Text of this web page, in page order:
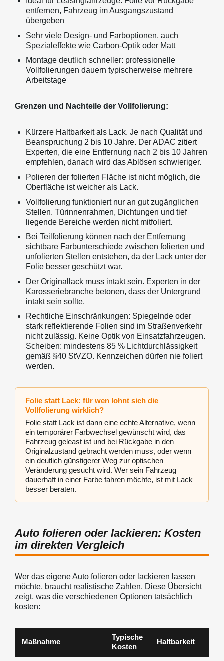
entfernen, Fahrzeug im Ausgangszustand
übergeben
Sehr viele Design- und Farboptionen, auch
Spezialeffekte wie Carbon-Optik oder Matt
Montage deutlich schneller: professionelle
Vollfolierungen dauern typischerweise mehrere
Arbeitstage
Grenzen und Nachteile der Vollfolierung:
Kürzere Haltbarkeit als Lack. Je nach Qualität und
Beanspruchung 2 bis 10 Jahre. Der ADAC zitiert
Experten, die eine Entfernung nach 2 bis 10 Jahren
empfehlen, danach wird das Ablösen schwieriger.
Polieren der folierten Fläche ist nicht möglich, die
Oberfläche ist weicher als Lack.
Vollfolierung funktioniert nur an gut zugänglichen
Stellen. Türinnenrahmen, Dichtungen und tief
liegende Bereiche werden nicht mitfoliert.
Bei Teilfolierung können nach der Entfernung
sichtbare Farbunterschiede zwischen folierten und
unfolierten Stellen entstehen, da der Lack unter der
Folie besser geschützt war.
Der Originallack muss intakt sein. Experten in der
Karosseriebranche betonen, dass der Untergrund
intakt sein sollte.
Rechtliche Einschränkungen: Spiegelnde oder
stark reflektierende Folien sind im Straßenverkehr
nicht zulässig. Keine Optik von Einsatzfahrzeugen.
Scheiben: mindestens 85 % Lichtdurchlässigkeit
gemäß §40 StVZO. Kennzeichen dürfen nie foliert
werden.
Folie statt Lack: für wen lohnt sich die
Vollfolierung wirklich?
Folie statt Lack ist dann eine echte Alternative, wenn
ein temporärer Farbwechsel gewünscht wird, das
Fahrzeug geleast ist und bei Rückgabe in den
Originalzustand gebracht werden muss, oder wenn
ein deutlich günstigerer Weg zur optischen
Veränderung gesucht wird. Wer sein Fahrzeug
dauerhaft in einer Farbe fahren möchte, ist mit Lack
besser beraten.
Auto folieren oder lackieren: Kosten
im direkten Vergleich
Wer das eigene Auto folieren oder lackieren lassen
möchte, braucht realistische Zahlen. Diese Übersicht
zeigt, was die verschiedenen Optionen tatsächlich
kosten:
Maßnahme
Typische
Kosten
Haltbarkeit